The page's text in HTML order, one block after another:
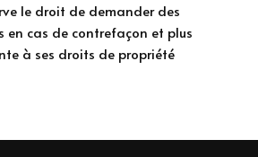
le droit de demander des
en cas de contrefaçon et plus
à ses droits de propriété